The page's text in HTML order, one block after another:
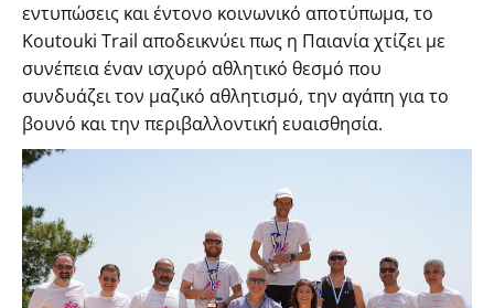
εντυπώσεις και έντονο κοινωνικό αποτύπωμα, το
Koutouki Trail αποδεικνύει πως η Παιανία χτίζει με
συνέπεια έναν ισχυρό αθλητικό θεσμό που
συνδυάζει τον μαζικό αθλητισμό, την αγάπη για το
βουνό και την περιβαλλοντική ευαισθησία.